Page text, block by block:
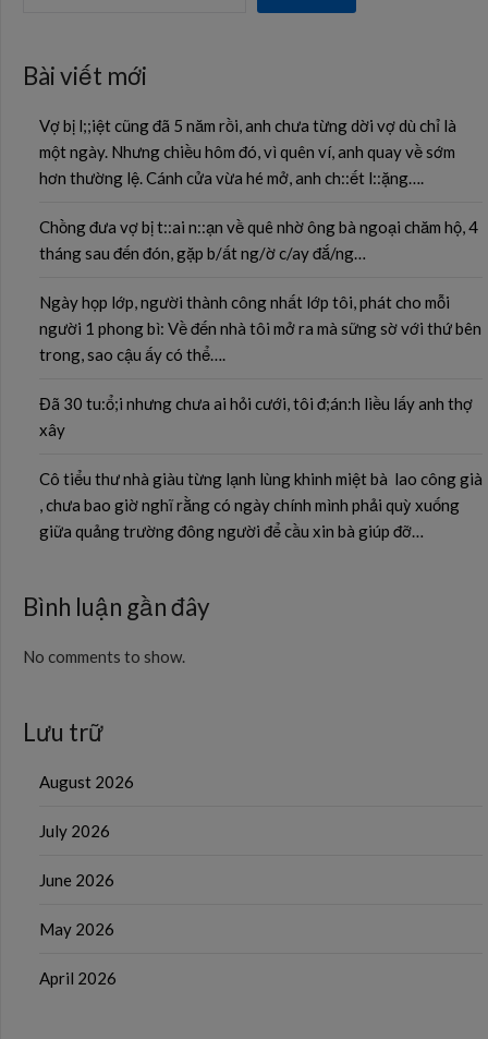
Bài viết mới
Vợ bị l;;iệt cũng đã 5 năm rồi, anh chưa từng dời vợ dù chỉ là
một ngày. Nhưng chiều hôm đó, vì quên ví, anh quay về sớm
hơn thường lệ. Cánh cửa vừa hé mở, anh ch::ết l::ặng….
Chồng đưa vợ bị t::ai n::ạn về quê nhờ ông bà ngoại chăm hộ, 4
tháng sau đến đón, gặp b/ất ng/ờ c/ay đắ/ng…
Ngày họp lớp, người thành công nhất lớp tôi, phát cho mỗi
người 1 phong bì: Về đến nhà tôi mở ra mà sững sờ với thứ bên
trong, sao cậu ấy có thể….
Đã 30 tu:ổ;i nhưng chưa ai hỏi cưới, tôi đ;án:h liều lấy anh thợ
xây
Cô tiểu thư nhà giàu từng lạnh lùng khinh miệt bà lao công già
, chưa bao giờ nghĩ rằng có ngày chính mình phải quỳ xuống
giữa quảng trường đông người để cầu xin bà giúp đỡ…
Bình luận gần đây
No comments to show.
Lưu trữ
August 2026
July 2026
June 2026
May 2026
April 2026